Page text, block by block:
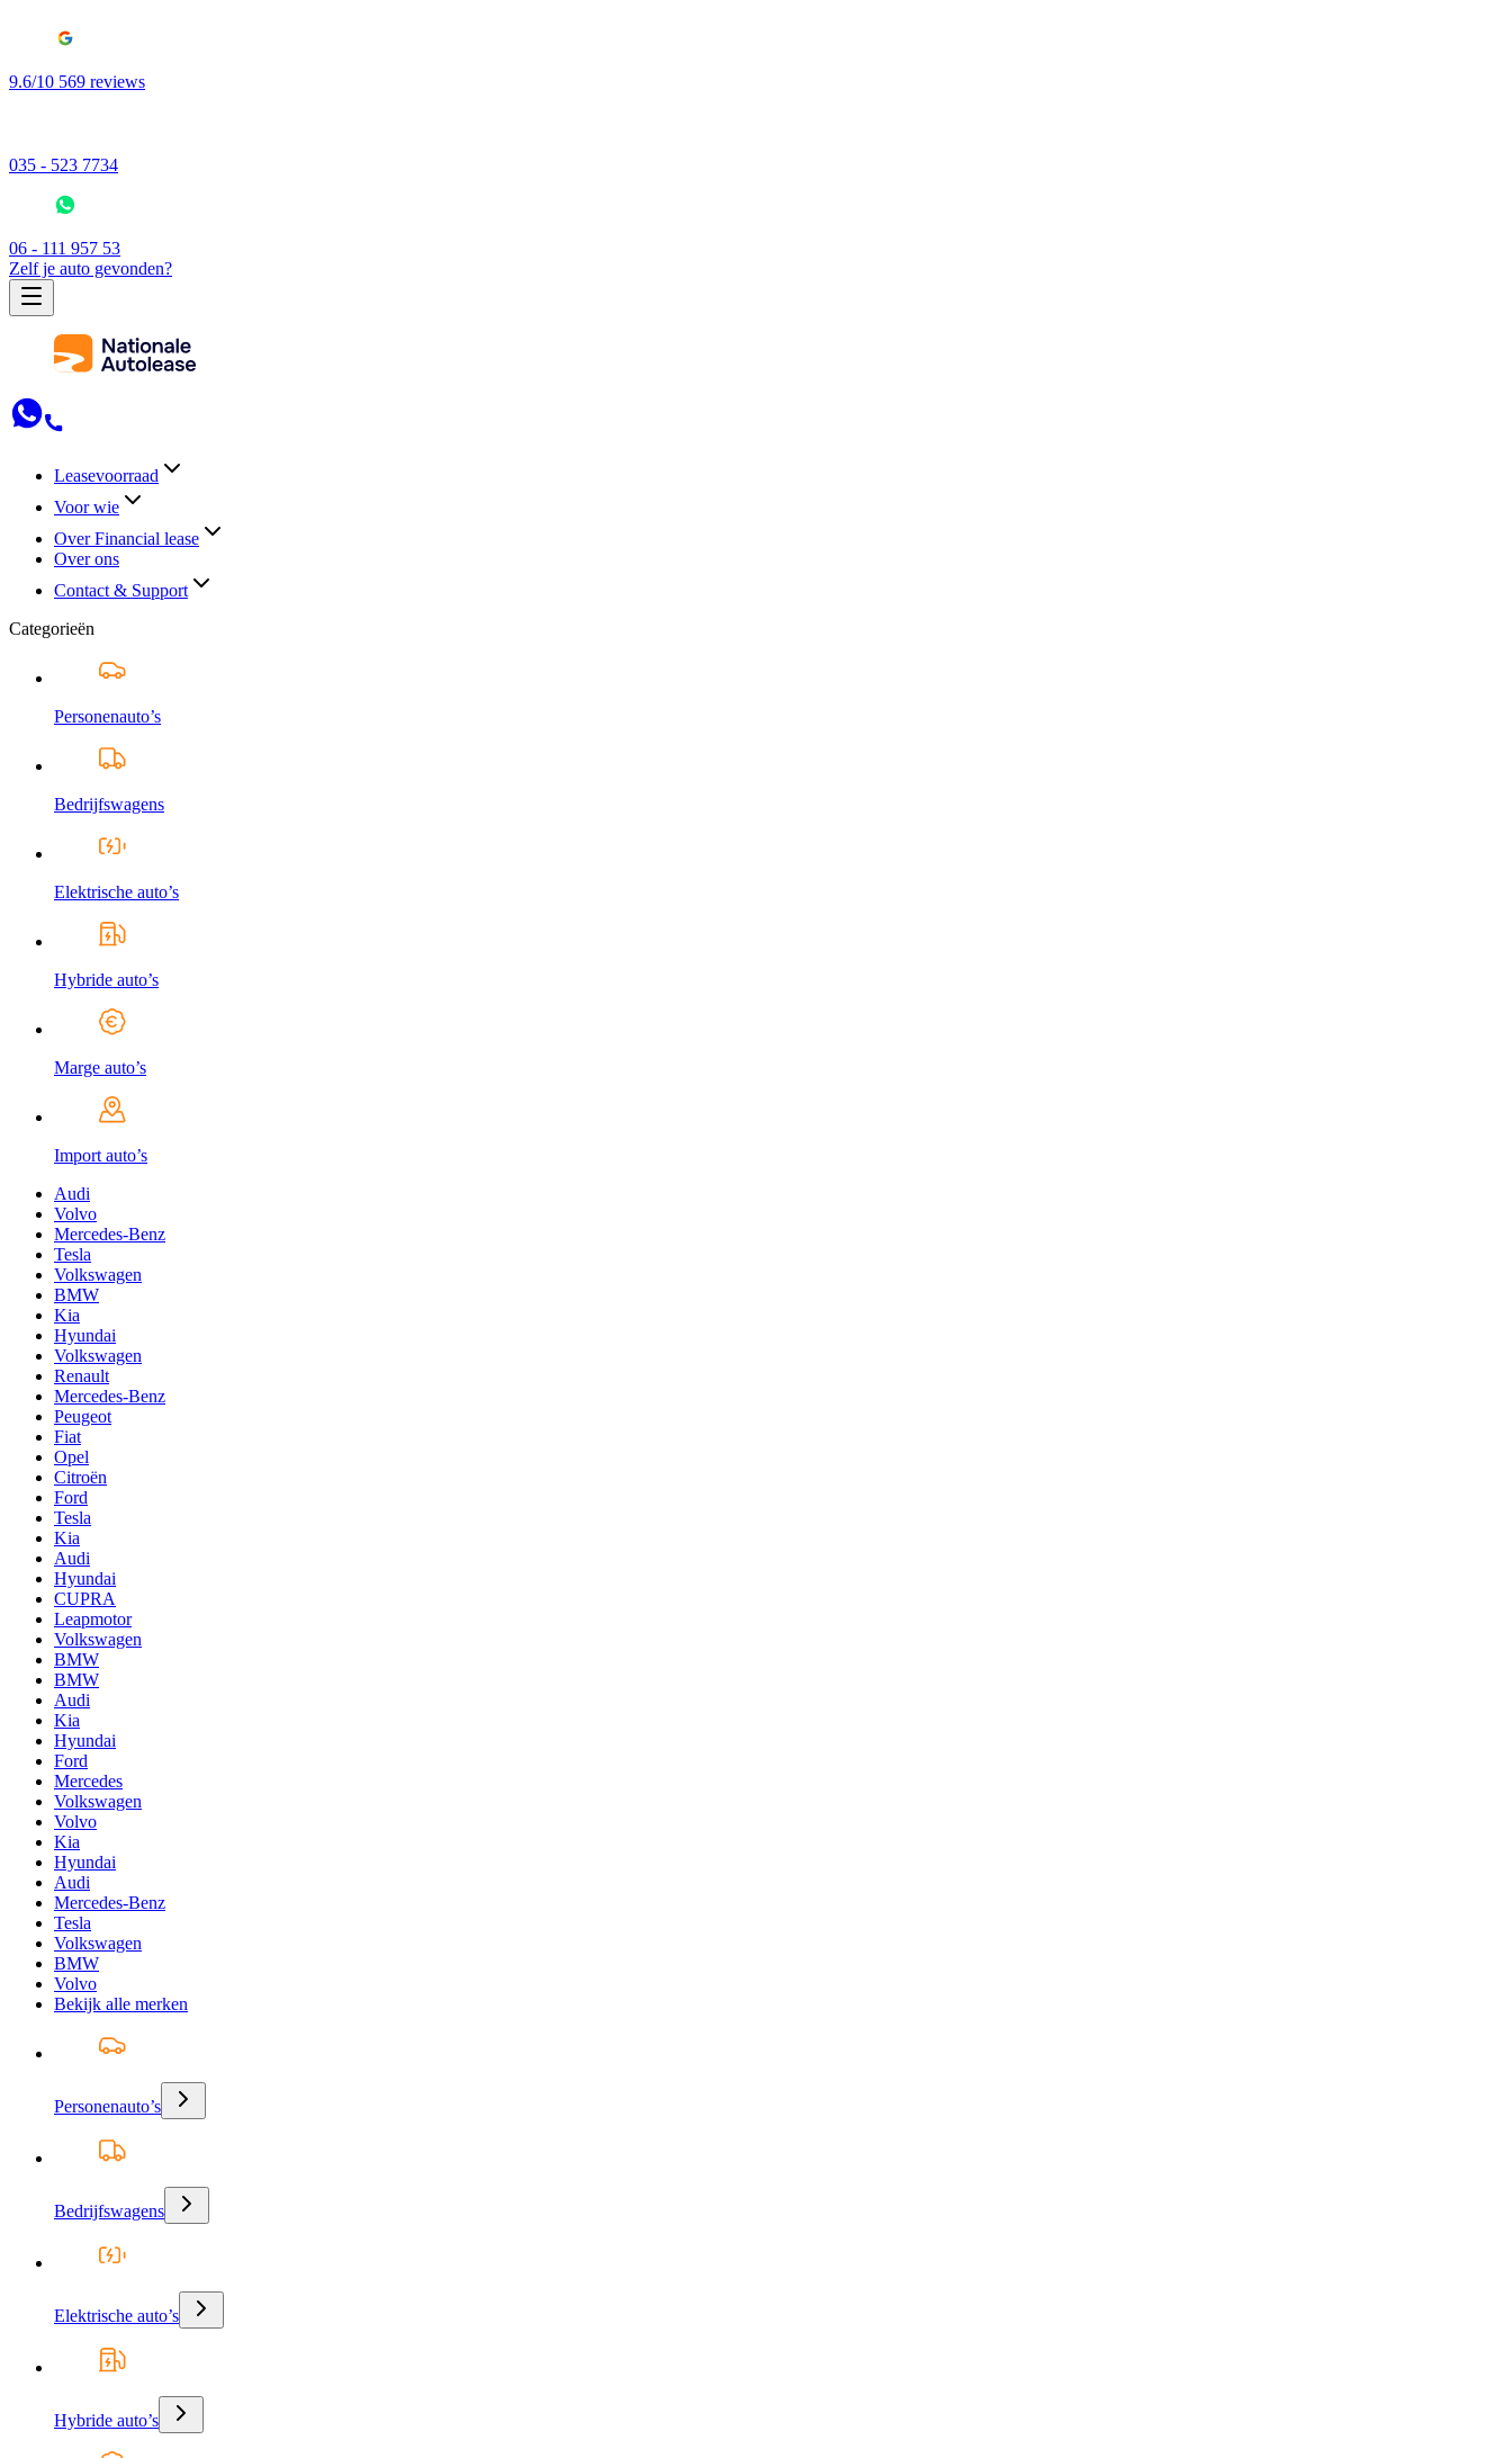
9.6/10 569 reviews
035 - 523 7734
06 - 111 957 53
Zelf je auto gevonden?
Leasevoorraad
Voor wie
Over Financial lease
Over ons
Contact & Support
Categorieën
Personenauto’s
Bedrijfswagens
Elektrische auto’s
Hybride auto’s
Marge auto’s
Import auto’s
Audi
Volvo
Mercedes-Benz
Tesla
Volkswagen
BMW
Kia
Hyundai
Volkswagen
Renault
Mercedes-Benz
Peugeot
Fiat
Opel
Citroën
Ford
Tesla
Kia
Audi
Hyundai
CUPRA
Leapmotor
Volkswagen
BMW
BMW
Audi
Kia
Hyundai
Ford
Mercedes
Volkswagen
Volvo
Kia
Hyundai
Audi
Mercedes-Benz
Tesla
Volkswagen
BMW
Volvo
Bekijk alle merken
Personenauto’s
Bedrijfswagens
Elektrische auto’s
Hybride auto’s